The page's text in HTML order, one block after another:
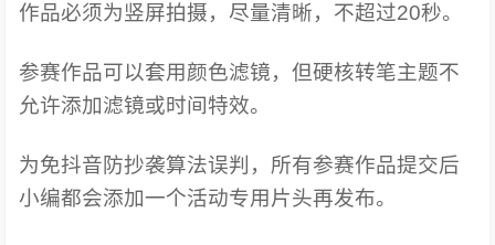
作品必须为竖屏拍摄，尽量清晰，不超过20秒。
参赛作品可以套用颜色滤镜，但硬核转笔主题不
允许添加滤镜或时间特效。
为免抖音防抄袭算法误判，所有参赛作品提交后
小编都会添加一个活动专用片头再发布。